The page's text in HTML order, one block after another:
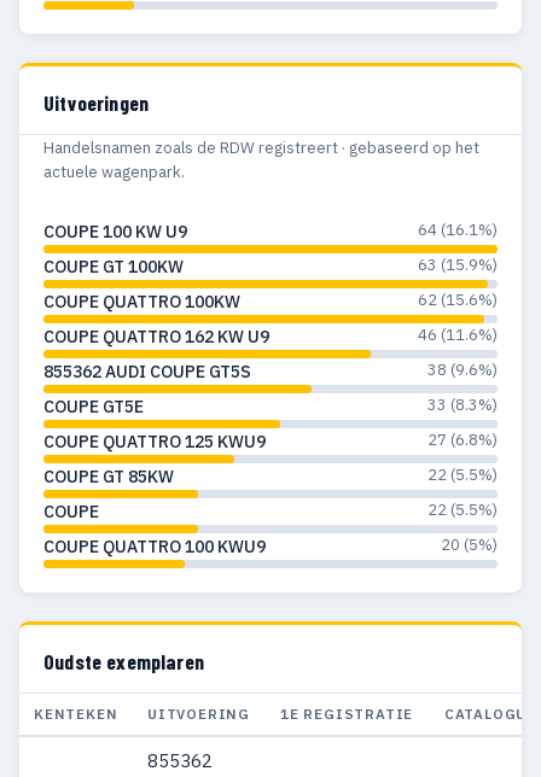
Uitvoeringen
Handelsnamen zoals de RDW registreert · gebaseerd op het
actuele wagenpark.
COUPE 100 KW U9 64 (16.1%)
COUPE GT 100KW 63 (15.9%)
COUPE QUATTRO 100KW 62 (15.6%)
COUPE QUATTRO 162 KW U9 46 (11.6%)
855362 AUDI COUPE GT5S 38 (9.6%)
COUPE GT5E 33 (8.3%)
COUPE QUATTRO 125 KWU9 27 (6.8%)
COUPE GT 85KW 22 (5.5%)
COUPE 22 (5.5%)
COUPE QUATTRO 100 KWU9 20 (5%)
Oudste exemplaren
KENTEKEN UITVOERING 1E REGISTRATIE
855362